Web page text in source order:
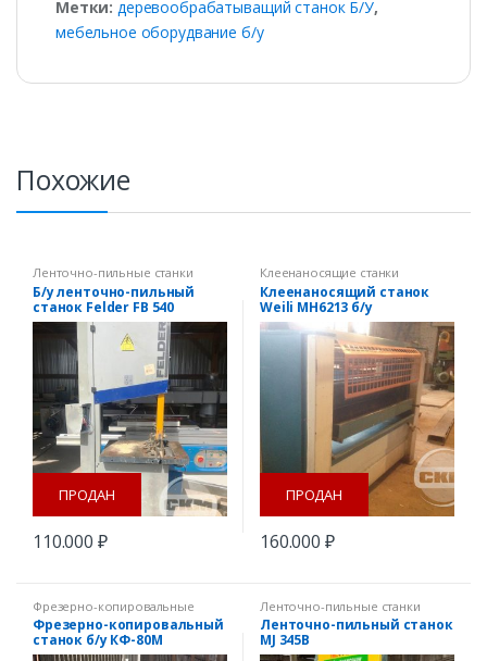
Метки:деревообрабатыващий станок Б/У,
мебельное оборудвание б/у
Похожие
Ленточно-пильные станки
Б/у ленточно-пильный
станок Felder FB 540
ПРОДАН
110.000 ₽
Клеенаносящие станки
Клеенаносящий станок
Weili MH6213 б/у
ПРОДАН
160.000 ₽
Фрезерно-копировальные
станки Ѳ прочее оборудование
Фрезерно-копировальный
станок б/у КФ-80М
Ленточно-пильные станки
Ленточно-пильный станок
MJ 345B